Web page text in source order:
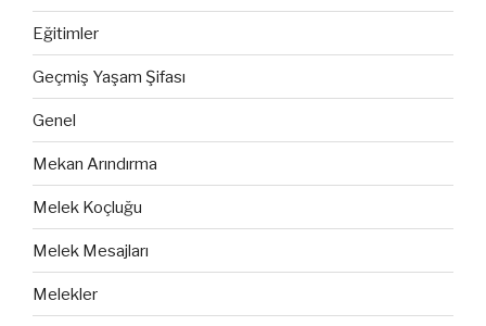
Eğitimler
Geçmiş Yaşam Şifası
Genel
Mekan Arındırma
Melek Koçluğu
Melek Mesajları
Melekler